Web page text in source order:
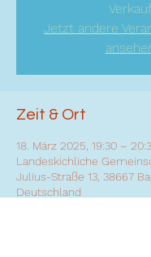
Verkauf
Jetzt andere
Zeit & Ort
18. März 2025, 19:30 –
Landeskichliche
Julius-Straße 13, 38667
Deutschland